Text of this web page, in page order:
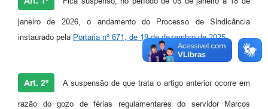
janeiro de 2026, o andamento do Processo de Sindicância
instaurado pela Portaria nº 671, de 19 de dezembro de 2025.
Art. 2º A suspensão de que trata o artigo anterior ocorre em
razão do gozo de férias regulamentares do servidor Marcos